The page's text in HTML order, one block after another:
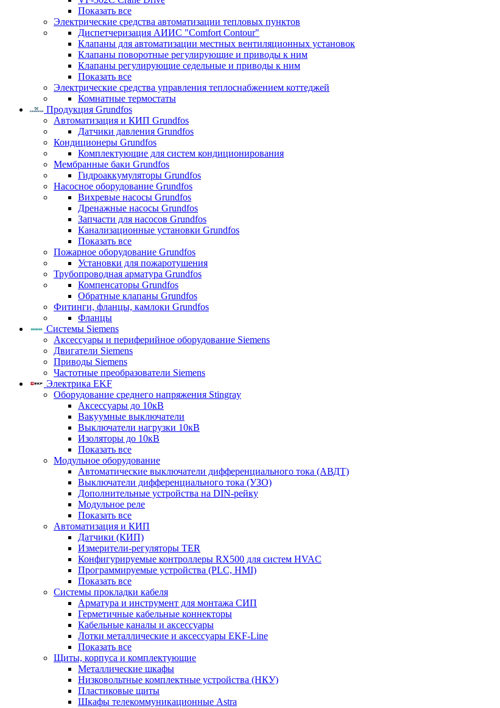
Показать все
Электрические средства автоматизации тепловых пунктов
Диспетчеризация АИИС "Comfort Contour"
Клапаны для автоматизации местных вентиляционных установок
Клапаны поворотные регулирующие и приводы к ним
Клапаны регулирующие седельные и приводы к ним
Показать все
Электрические средства управления теплоснабжением коттеджей
Комнатные термостаты
Продукция Grundfos
Автоматизация и КИП Grundfos
Датчики давления Grundfos
Кондиционеры Grundfos
Комплектующие для систем кондиционирования
Мембранные баки Grundfos
Гидроаккумуляторы Grundfos
Насосное оборудование Grundfos
Вихревые насосы Grundfos
Дренажные насосы Grundfos
Запчасти для насосов Grundfos
Канализационные установки Grundfos
Показать все
Пожарное оборудование Grundfos
Установки для пожаротушения
Трубопроводная арматура Grundfos
Компенсаторы Grundfos
Обратные клапаны Grundfos
Фитинги, фланцы, камлоки Grundfos
Фланцы
Системы Siemens
Аксессуары и периферийное оборудование Siemens
Двигатели Siemens
Приводы Siemens
Частотные преобразователи Siemens
Электрика EKF
Оборудование среднего напряжения Stingray
Аксессуары до 10кВ
Вакуумные выключатели
Выключатели нагрузки 10кВ
Изоляторы до 10кВ
Показать все
Модульное оборудование
Автоматические выключатели дифференциального тока (АВДТ)
Выключатели дифференциального тока (УЗО)
Дополнительные устройства на DIN-рейку
Модульное реле
Показать все
Автоматизация и КИП
Датчики (КИП)
Измерители-регуляторы TER
Конфигурируемые контроллеры RX500 для систем HVAC
Программируемые устройства (PLC, HMI)
Показать все
Системы прокладки кабеля
Арматура и инструмент для монтажа СИП
Герметичные кабельные коннекторы
Кабельные каналы и аксессуары
Лотки металлические и аксессуары EKF-Line
Показать все
Щиты, корпуса и комплектующие
Металлические шкафы
Низковольтные комплектные устройства (НКУ)
Пластиковые щиты
Шкафы телекоммуникационные Astra